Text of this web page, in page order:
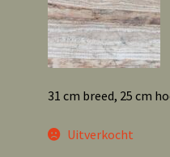
31 cm breed, 25 cm
Uitverkocht